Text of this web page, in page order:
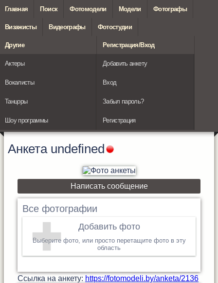
Главная Поиск Фотомодели Модели Фотографы
Визажисты Видеографы Фотостудии
Другие
Актеры
Вокалисты
Танцоры
Шоу программы
Регистрация/Вход
Добавить анкету
Вход
Забыл пароль?
Регистрация
Анкета undefined
Написать сообщение
Все фотографии
Добавить фото
Выберите фото, или просто перетащите фото в эту
область
Cсылка на анкету: https://fotomodeli.by/anketa/2136